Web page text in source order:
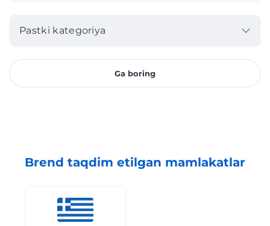
Pastki kategoriya
Ga boring
Brend taqdim etilgan mamlakatlar